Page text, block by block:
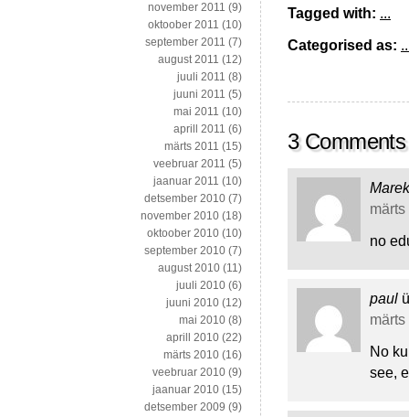
Tagged with: ...
Categorised as:
3 Comments
Marek
no
paul
No
see,
november 2011 (9)
oktoober 2011 (10)
september 2011 (7)
august 2011 (12)
juuli 2011 (8)
juuni 2011 (5)
mai 2011 (10)
aprill 2011 (6)
märts 2011 (15)
veebruar 2011 (5)
jaanuar 2011 (10)
detsember 2010 (7)
november 2010 (18)
oktoober 2010 (10)
september 2010 (7)
august 2010 (11)
juuli 2010 (6)
juuni 2010 (12)
mai 2010 (8)
aprill 2010 (22)
märts 2010 (16)
veebruar 2010 (9)
jaanuar 2010 (15)
detsember 2009 (9)